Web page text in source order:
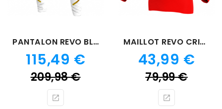
PANTALON REVO BLANC GOLD
Prix
115,49 €
209,98 €Prix
MAILLOT REVO CRIMSON
Prix
43,99 €
79,99 €Prix